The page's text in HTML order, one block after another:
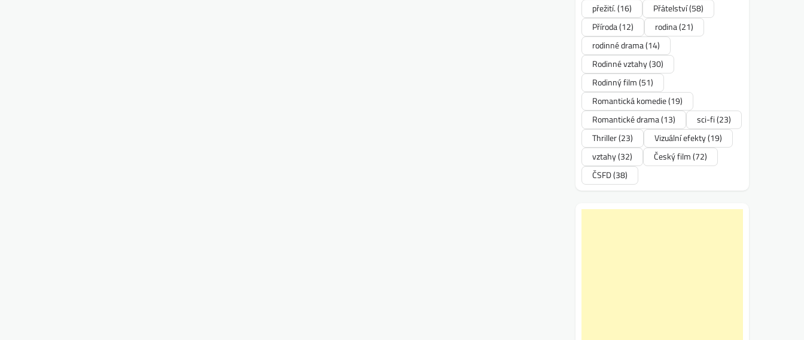
přežití.(16) Přátelství(58)
Příroda(12) rodina(21)
rodinné drama(14)
Rodinné vztahy(30)
Rodinný film(51)
Romantická komedie(19)
Romantické drama(13) sci-fi(23)
Thriller(23) Vizuální efekty(19)
vztahy(32) Český film(72)
ČSFD(38)